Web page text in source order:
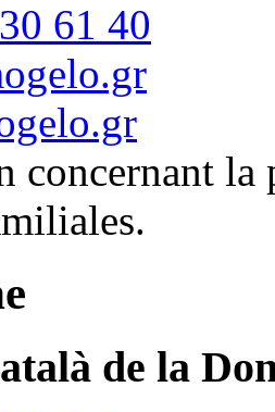
61 40
concernant
de la